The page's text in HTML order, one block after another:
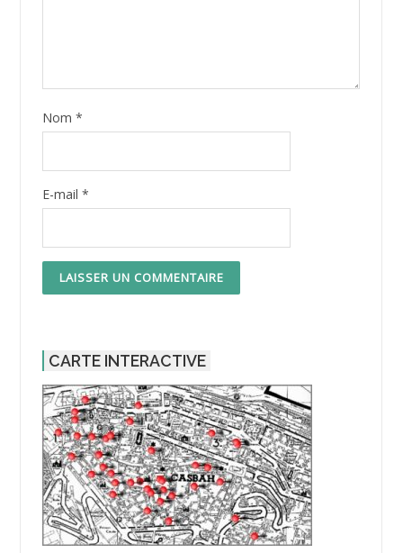
Nom *
E-mail *
CARTE INTERACTIVE